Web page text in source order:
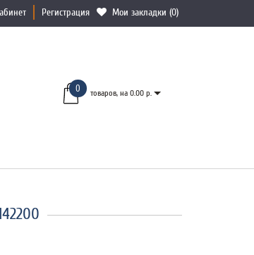
Регистрация Мои закладки (0)
0 товаров, на 0.00 р.